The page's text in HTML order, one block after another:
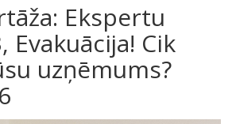
Ekspertu
Evakuācija! Cik
uzņēmums?